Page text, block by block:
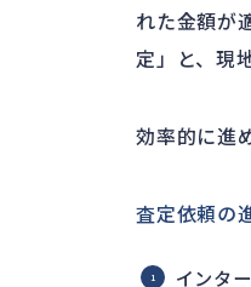
れた金額が
定」と、現
効率的に進
査定依頼の
インタ